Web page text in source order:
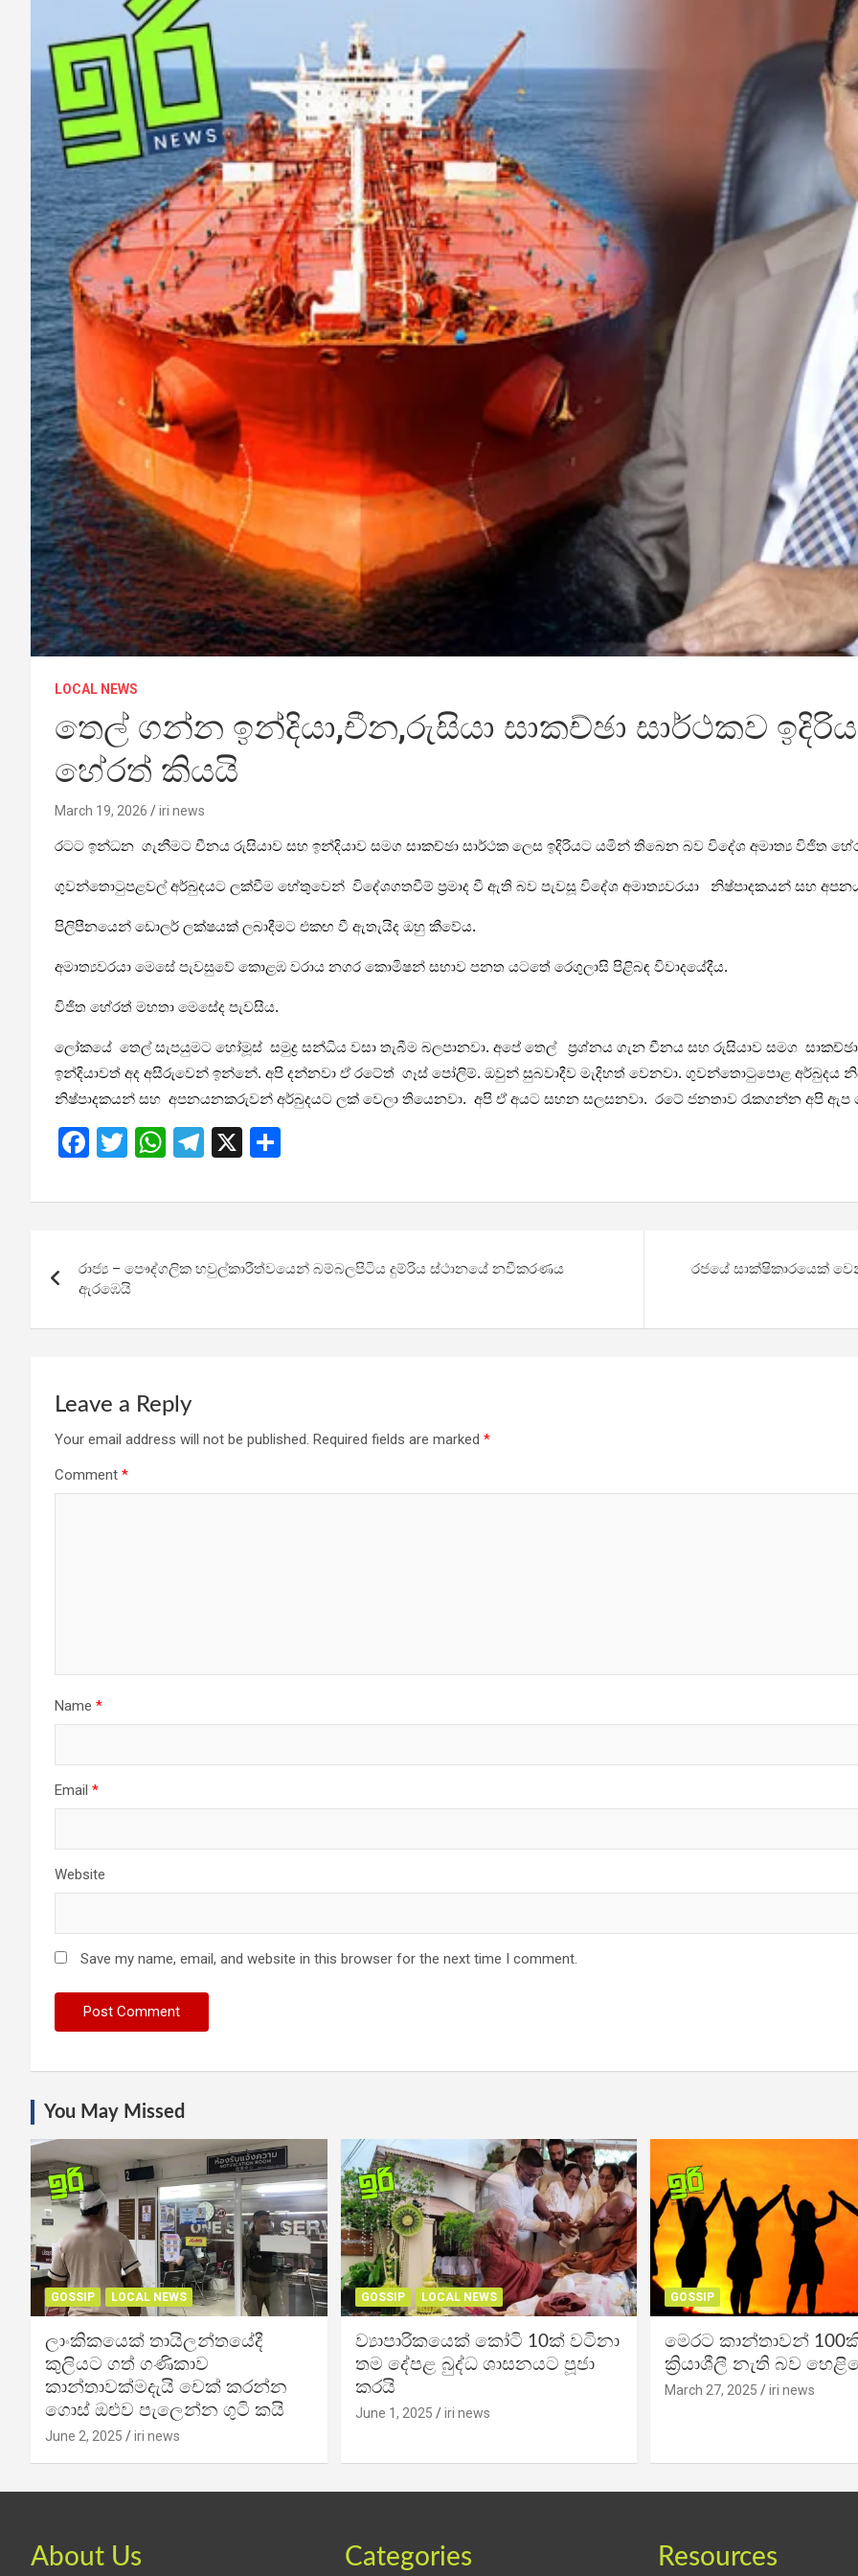
LOCAL NEWS
තෙල් ගන්න ඉන්දියා,චීන,රුසියා සාකච්ඡා සාර්ථකව
හේරත් කියයි
March 19, 2026 iri news
රටට ඉන්ධන ගැනීමට චීනය රුසියාව සහ ඉන්දියාව සමග සාකච්ඡා සාර්ථක ලෙස ඉදිරියට යමින් තිබෙන බව විදේශ අමාත්‍ය විජිත
ගුවන්තොටුපළවල් අර්බුදයට ලක්වීම හේතුවෙන් විදේශගතවීම් ප්‍රමාද වී ඇති බව පැවසූ විදේශ අමාත්‍යවරයා නිෂ්පාදකයන් සහ
පිලිපීනයෙන් ඩොලර් ලක්ෂයක් ලබාදීමට එකඟ වී ඇතැයිද ඔහු කීවේය.
අමාත්‍යවරයා මෙසේ පැවසුවේ කොළඹ වරාය නගර කොමිෂන් සභාව පනත යටතේ රෙගුලාසි පිළිබඳ විවාදයේදීය.
විජිත හේරත් මහතා මෙසේද පැවසීය.
ලෝකයේ තෙල් සැපයුමට හෝමූස් සමුද්‍ර සන්ධිය වසා තැබීම බලපානවා. අපේ තෙල් ප්‍රශ්නය ගැන චීනය සහ රුසියාව සමග සාකච්ඡා
ඉන්දියාවත් අද අසීරුවෙන් ඉන්නේ. අපි දන්නවා ඒ රටේත් ගෑස් පෝලිම්. ඔවුන් සුබවාදීව මැදිහත් වෙනවා. ගුවන්තොටුපොළ අර්බුදය
නිෂ්පාදකයන් සහ අපනයනකරුවන් අර්බුදයට ලක් වෙලා තියෙනවා. අපි ඒ අයට සහන සලසනවා. රටේ ජනතාව රැකගන්න අපි ඇප
F
ce
o
o
k
T
tt
W
at
A
p
T
e
a
X
ar
navigation
රාජ්‍ය – පෞද්ගලික හවුල්කාරීත්වයෙන් බම්බලපිටිය දුම්රිය ස්ථානයේ නවීකරණය
ඇරඹෙයි
රජයේ සාක්ෂිකාරයෙක්
Leave a Reply
Your email address will not be published. Required fields are marked *
Comment *
Name *
Email *
Website
Save my name, email, and website in this browser for the next time I comment.
You May Missed
GOSSIP LOCAL NEWS
ලාංකිකයෙක් තායිලන්තයේදී
කුලියට ගත් ගණිකාව
කාන්තාවක්මදැයි චෙක් කරන්න
ගොස් ඔළුව පැලෙන්න ගුටි කයි
June 2, 2025 iri news
GOSSIP LOCAL NEWS
ව්‍යාපාරිකයෙක් කෝටි 10ක් වටිනා
තම දේපළ බුද්ධ ශාසනයට පූජා
කරයි
June 1, 2025 iri news
GOSSIP
මෙරට කාන්තාවන්
ක්‍රියාශීලී නැති බව
March 27, 2025 iri news
About Us Categories Resources